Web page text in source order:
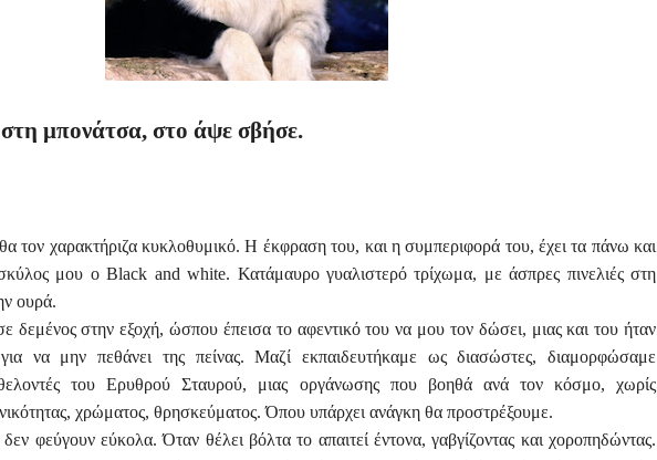
μπονάτσα, στο άψε σβήσε.
τον χαρακτήριζα κυκλοθυμικό. Η έκφραση του, και η συμπεριφορά του, έχει τα πάνω και
μου οBlack and white. Κατάμαυρο γυαλιστερό τρίχωμα, με άσπρες πινελιές στη
ουρά.
δεμένος στην εξοχή, ώσπου έπεισα το αφεντικό του να μου τον δώσει, μιας και του ήταν
να μην πεθάνει της πείνας. Μαζί εκπαιδευτήκαμε ως διασώστες, διαμορφώσαμε
του Ερυθρού Σταυρού, μιας οργάνωσης που βοηθά ανά τον κόσμο, χωρίς
χρώματος, θρησκεύματος. Όπου υπάρχει ανάγκη θα προστρέξουμε.
φεύγουν εύκολα. Όταν θέλει βόλτα το απαιτεί έντονα, γαβγίζοντας και χοροπηδώντας.